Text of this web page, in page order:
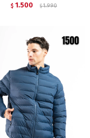
$ 1.500 $ 1.990